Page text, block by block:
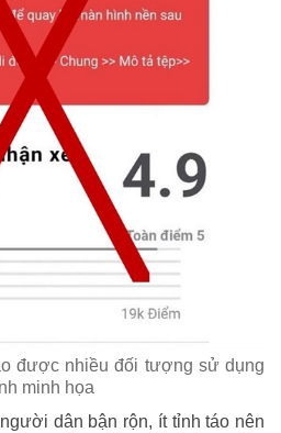
được nhiều đối tượng sử dụng
minh họa
dân bận rộn, ít tỉnh táo nên